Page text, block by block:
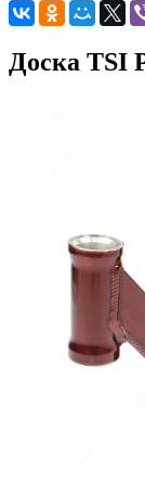
Доска TSI